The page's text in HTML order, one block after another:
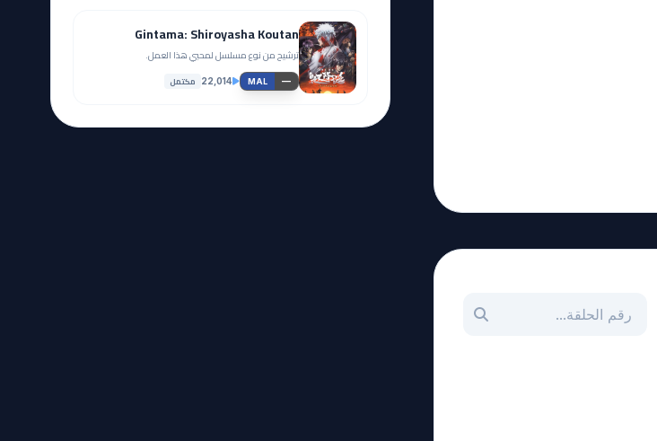
بحث عن حلقة بالرقم
Gintama: Shiroyasha Koutan
ترشيح من نوع مسلسل لمحبي هذا العمل.
MAL —
22,014 مكتمل